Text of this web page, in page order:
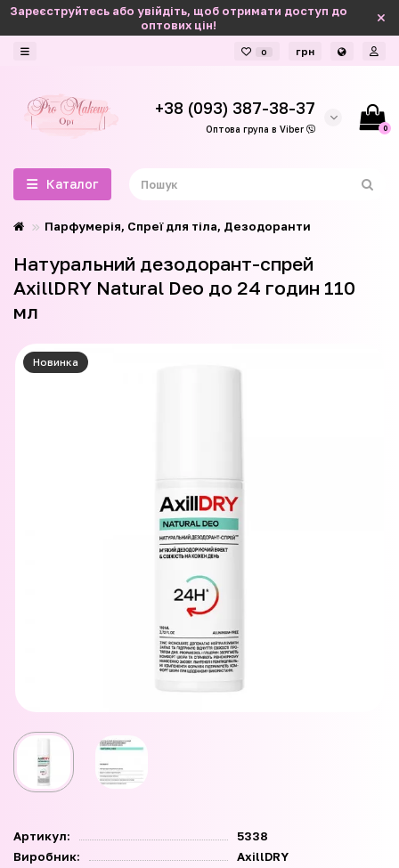
Зареєструйтесь або увійдіть, щоб отримати доступ до
оптових цін!
0 грн
+38 (093) 387-38-37
Оптова група в Viber 0
Каталог
Парфумерія, Спреї для тіла, Дезодоранти
Натуральний дезодорант-спрей
AxillDRY Natural Deo до 24 годин 110
мл
Новинка
Артикул:
5338
Виробник:
AxillDRY